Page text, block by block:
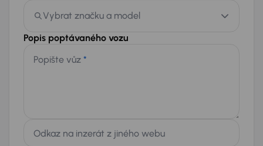
Vybrat značku a model
Popis poptávaného vozu
Popište vůz *
Odkaz na inzerát z jiného webu